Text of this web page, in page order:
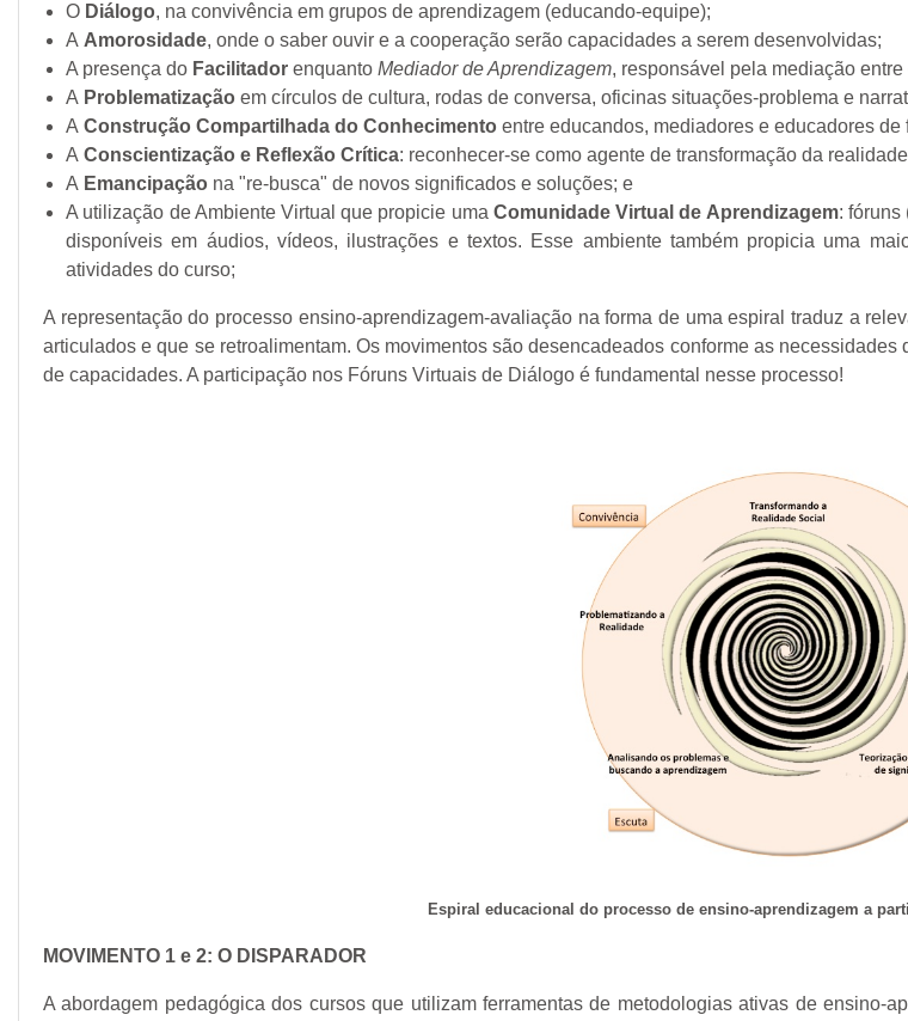
O Diálogo, na convivência em grupos de aprendizagem (educando-equipe);
AAmorosidade, onde o saber ouvir e a cooperação serão capacidades a serem desenvolvidas;
A presença do Facilitador enquantoMediador de Aprendizagem, responsável pela mediação
A Problematização em círculos de cultura, rodas de conversa, oficinas situações-problema e
AConstrução Compartilhada do Conhecimento entre educandos, mediadores e educadores
AConscientização e Reflexão Crítica: reconhecer-se como agente de transformação da
A Emancipação na "re-busca" de novos significados e soluções; e
A utilização de Ambiente Virtual que propicie uma Comunidade Virtual de Aprendizagem: fóruns
disponíveis em áudios, vídeos, ilustrações e textos. Esse ambiente também propicia uma
atividades do curso;
A representação do processo ensino-aprendizagem-avaliação na forma de uma espiral traduz a
articulados e que se retroalimentam. Os movimentos são desencadeados conforme as
de capacidades. A participação nos Fóruns Virtuais de Diálogo é fundamental nesse processo!
Espiral educacional do processo de ensino-aprendizagem a
MOVIMENTO 1 e 2: O DISPARADOR
A abordagem pedagógica dos cursos que utilizam ferramentas de metodologias ativas de ensino-